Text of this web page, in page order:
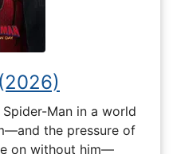
Man in a world
the pressure of
on without him—